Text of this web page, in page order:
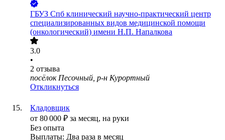
ГБУЗ Спб клинический научно-практический центр
специализированных видов медицинской помощи
(онкологический) имени Н.П. Напалкова
3.0
•
2 отзыва
посёлок Песочный, р-н Курортный
Откликнуться
Кладовщик
от 80 000 ₽ за месяц, на руки
Без опыта
Выплаты: Два раза в месяц